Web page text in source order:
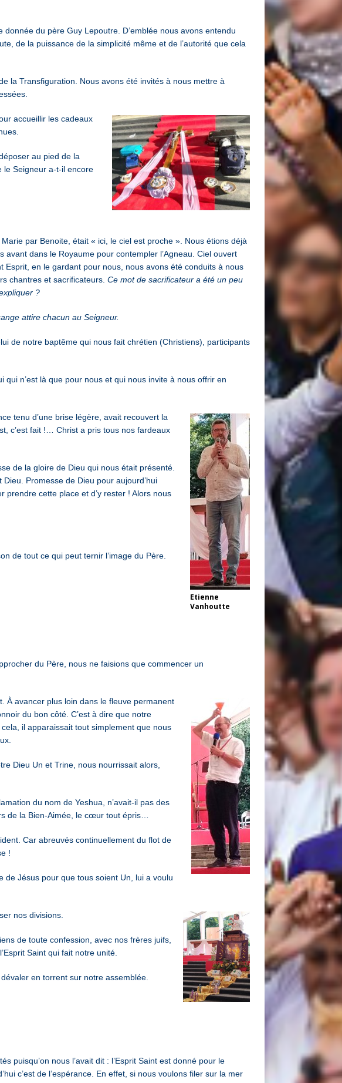
du père Guy Lepoutre. D’emblée nous avons entendu
de la puissance de la simplicité même et de l’autorité que cela
la Transfiguration. Nous avons été invités à nous mettre à
accueillir les cadeaux
au pied de la
le Seigneur a-t-il encore
par Benoite, était « ici, le ciel est proche ». Nous étions déjà
dans le Royaume pour contempler l’Agneau. Ciel ouvert
en le gardant pour nous, nous avons été conduits à nous
chantres et sacrificateurs. Ce mot de sacrificateur a été un peu
?
attire chacun au Seigneur.
de notre baptême qui nous fait chrétien (Christiens), participants
n’est là que pour nous et qui nous invite à nous offrir en
Etienne
Vanhoutte
tenu d’une brise légère, avait recouvert la
c’est fait !… Christ a pris tous nos fardeaux
de la gloire de Dieu qui nous était présenté.
Promesse de Dieu pour aujourd’hui
prendre cette place et d’y rester ! Alors nous
de tout ce qui peut ternir l’image du Père.
du Père, nous ne faisions que commencer un
À avancer plus loin dans le fleuve permanent
du bon côté. C’est à dire que notre
il apparaissait tout simplement que nous
Dieu Un et Trine, nous nourrissait alors,
du nom de Yeshua, n’avait-il pas des
de la Bien-Aimée, le cœur tout épris…
Car abreuvés continuellement du flot de
!
de Jésus pour que tous soient Un, lui a voulu
nos divisions.
de toute confession, avec nos frères juifs,
Saint qui fait notre unité.
en torrent sur notre assemblée.
puisqu’on nous l’avait dit : l’Esprit Saint est donné pour le
c’est de l’espérance. En effet, si nous voulons filer sur la mer